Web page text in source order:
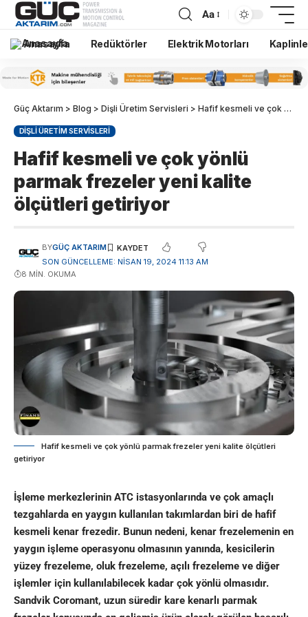
Aa
Anasayfa Redüktörler Elektrik Motorları
Güç Aktarım > Blog > Dişli Üretim Servisleri > Hafif kesmeli ve çok yönlü parmak frezeler yeni kalite ölçütleri getiriyor
DIŞLI ÜRETIM SERVISLERI
Hafif kesmeli ve çok yönlü
parmak frezeler yeni kalite
ölçütleri getiriyor
SON GÜNCELLEME: NISAN 19, 2024 11:13 AM
BYGÜÇ AKTARIM
8 MIN. OKUMA
Hafif kesmeli ve çok yönlü parmak frezeler yeni kalite ölçütleri
getiriyor
İşleme merkezlerinin ATC istasyonlarında ve çok amaçlı
tezgahlarda en yaygın kullanılan takımlardan biri de hafif
kesmeli kenar frezedir. Bunun nedeni, kenar frezelemenin en
yaygın işleme operasyonu olmasının yanında, kesicilerin
yüzey frezeleme, oluk frezeleme, açılı frezeleme ve diğer
işlemler için kullanılabilecek kadar çok yönlü olmasıdır.
Sandvik Coromant, uzun süredir kare kenarlı parmak